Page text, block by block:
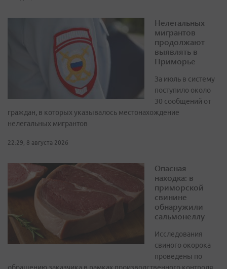
Нелегальных
мигрантов
продолжают
выявлять в
Приморье
За июль в систему
поступило около
30 сообщений от
граждан, в которых указывалось местонахождение
нелегальных мигрантов
22:29, 8 августа 2026
Опасная
находка: в
приморской
свинине
обнаружили
сальмонеллу
Исследования
свиного окорока
проведены по